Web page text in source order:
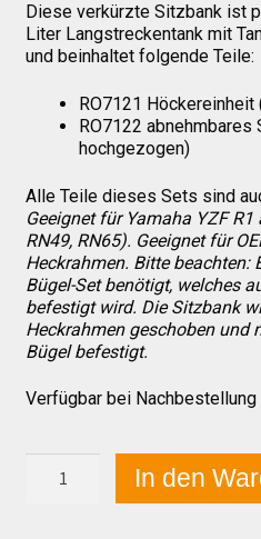
Infos zu unseren
Händlerkonditionen
Sitzpolster und erhöhte
Preislisten
Galerie
Warenkorb
Diese verkürzte Sitzbank ist
Liter Langstreckentank mit
und beinhaltet folgende Teile:
RO7121
RO7122
hochgezogen)
Alle Teile dieses Sets sind
Geeignet für Yamaha YZF
RN49, RN65). Geeignet für
Heckrahmen. Bitte beachten:
Bügel-Set benötigt, welches
befestigt wird. Die Sitzbank
Heckrahmen geschoben und
Bügel befestigt.
Verfügbar bei Nachbestellung
In den